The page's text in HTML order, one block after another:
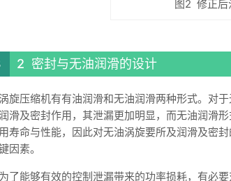
图2 修正后
2 密封与无油润滑的设计
旋压缩机有有油润滑和无油润滑两种形式。对
滑及密封作用，其泄漏更加明显，而无油润滑
用寿命与性能，因此对无油涡旋要所及润滑及密
因素。
为了能够有效的控制泄漏带来的功率损耗，有必